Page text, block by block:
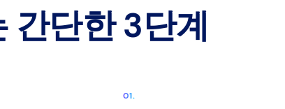
간단한 3단계